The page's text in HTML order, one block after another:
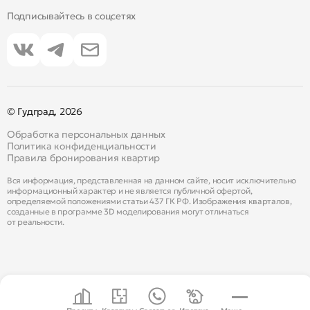
Подписывайтесь в соцсетях
© Гудград, 2026
Обработка персональных данных
Политика конфиденциальности
Правила бронирования квартир
Вся информация, представленная на данном сайте, носит исключительно
информационный характер и не является публичной офертой,
определяемой положениями статьи 437 ГК РФ. Изображения кварталов,
созданные в программе 3D моделирования могут отличаться
от реальности.